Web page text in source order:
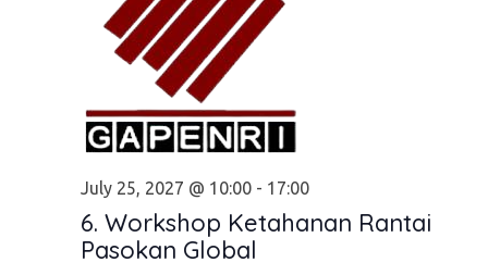
6. Workshop Ketahanan Rantai
Pasokan Global
July 25, 2027 @ 10:00- 17:00